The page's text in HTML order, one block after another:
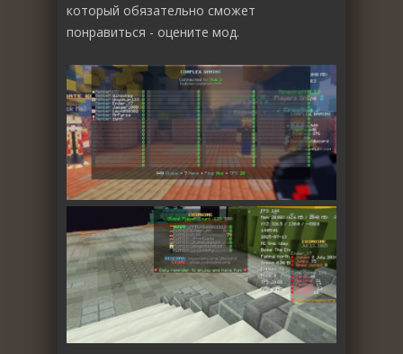
который обязательно сможет
понравиться - оцените мод.